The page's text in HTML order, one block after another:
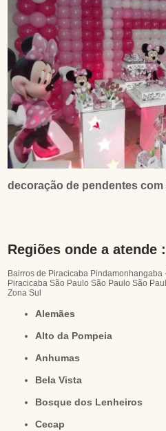
decoração de pendentes com
Regiões onde a atende :
Bairros de Piracicaba Pindamonhangaba
Piracicaba São Paulo São Paulo São
Zona Sul
Alemães
Alto da Pompeia
Anhumas
Bela Vista
Bosque dos Lenheiros
Cecap